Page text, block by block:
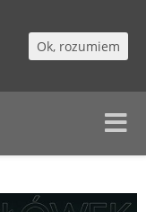
Toggle
Ok, rozumiem